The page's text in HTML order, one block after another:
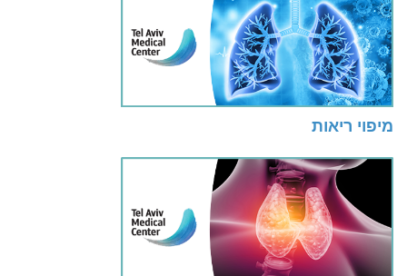
מיפוי ריאות